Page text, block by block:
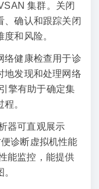
集群。关闭
、确认和跟踪关闭
和风险。
络健康检查用于诊
地发现和处理网络
擎有助于确定集
。
器可直观展示
诊断虚拟机性能
能监控，能提供